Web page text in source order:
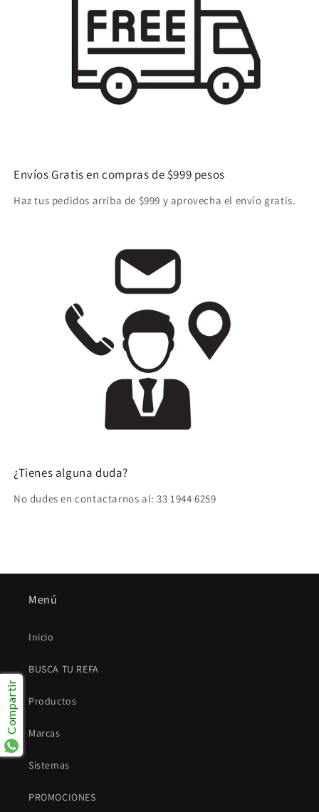
Envíos Gratis en compras de $999 pesos
Haz tus pedidos arriba de $999 y aprovecha el envío gratis.
¿Tienes alguna duda?
No dudes en contactarnos al: 33 1944 6259
Menú
Inicio
BUSCA TU REFA
Productos
Marcas
Sistemas
PROMOCIONES
Compartir